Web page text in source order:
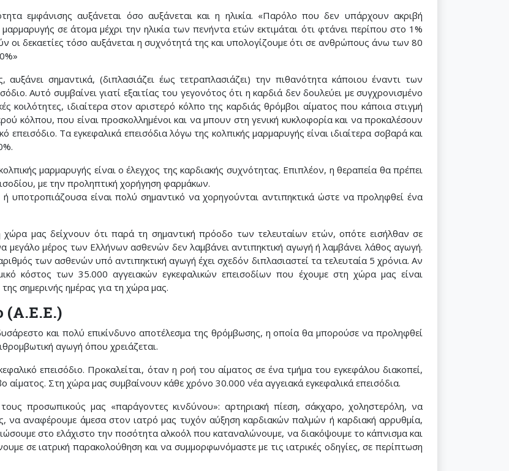
εμφάνισης αυξάνεται όσο αυξάνεται και η ηλικία. «Παρόλο που δεν υπάρχουν ακριβή
σε άτομα μέχρι την ηλικία των πενήντα ετών εκτιμάται ότι φτάνει περίπου στο 1%
οι δεκαετίες τόσο αυξάνεται η συχνότητά της και υπολογίζουμε ότι σε ανθρώπους άνω των 80
σημαντικά, (διπλασιάζει έως τετραπλασιάζει) την πιθανότητα κάποιου έναντι των
Αυτό συμβαίνει γιατί εξαιτίας του γεγονότος ότι η καρδιά δεν δουλεύει με συγχρονισμένο
κοιλότητες, ιδιαίτερα στον αριστερό κόλπο της καρδιάς θρόμβοι αίματος που κάποια στιγμή
κόλπου, που είναι προσκολλημένοι και να μπουν στη γενική κυκλοφορία και να προκαλέσουν
επεισόδιο. Τα εγκεφαλικά επεισόδια λόγω της κολπικής μαρμαρυγής είναι ιδιαίτερα σοβαρά και
μαρμαρυγής είναι ο έλεγχος της καρδιακής συχνότητας. Επιπλέον, η θεραπεία θα πρέπει
με την προληπτική χορήγηση φαρμάκων.
υποτροπιάζουσα είναι πολύ σημαντικό να χορηγούνται αντιπηκτικά ώστε να προληφθεί ένα
χώρα μας δείχνουν ότι παρά τη σημαντική πρόοδο των τελευταίων ετών, οπότε εισήλθαν σε
μεγάλο μέρος των Ελλήνων ασθενών δεν λαμβάνει αντιπηκτική αγωγή ή λαμβάνει λάθος αγωγή.
των ασθενών υπό αντιπηκτική αγωγή έχει σχεδόν διπλασιαστεί τα τελευταία 5 χρόνια. Αν
κόστος των 35.000 αγγειακών εγκεφαλικών επεισοδίων που έχουμε στη χώρα μας είναι
σημερινής ημέρας για τη χώρα μας.
(Α.Ε.Ε.)
και πολύ επικίνδυνο αποτέλεσμα της θρόμβωσης, η οποία θα μπορούσε να προληφθεί
αγωγή όπου χρειάζεται.
επεισόδιο. Προκαλείται, όταν η ροή του αίματος σε ένα τμήμα του εγκεφάλου διακοπεί,
αίματος. Στη χώρα μας συμβαίνουν κάθε χρόνο 30.000 νέα αγγειακά εγκεφαλικά επεισόδια.
προσωπικούς μας «παράγοντες κινδύνου»: αρτηριακή πίεση, σάκχαρο, χοληστερόλη, να
να αναφέρουμε άμεσα στον ιατρό μας τυχόν αύξηση καρδιακών παλμών ή καρδιακή αρρυθμία,
στο ελάχιστο την ποσότητα αλκοόλ που καταναλώνουμε, να διακόψουμε το κάπνισμα και
σε ιατρική παρακολούθηση και να συμμορφωνόμαστε με τις ιατρικές οδηγίες, σε περίπτωση